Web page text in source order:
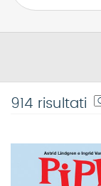
914 risultati